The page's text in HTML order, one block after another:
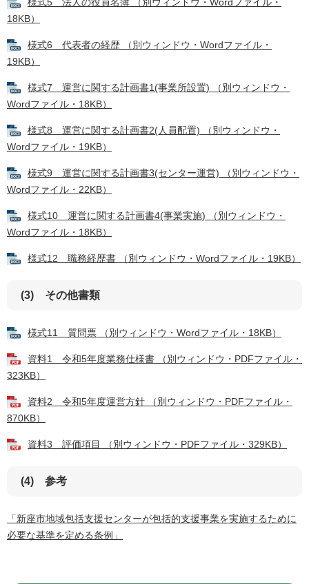
18KB）
様式6 代表者の経歴 （別ウィンドウ・Wordファイル・
19KB）
様式7 運営に関する計画書1(事業所設置) （別ウィンドウ・
Wordファイル・18KB）
様式8 運営に関する計画書2(人員配置) （別ウィンドウ・
Wordファイル・19KB）
様式9 運営に関する計画書3(センター運営) （別ウィンドウ・
Wordファイル・22KB）
様式10 運営に関する計画書4(事業実施) （別ウィンドウ・
Wordファイル・18KB）
様式12 職務経歴書 （別ウィンドウ・Wordファイル・19KB）
(3) その他書類
様式11 質問票 （別ウィンドウ・Wordファイル・18KB）
資料1 令和5年度業務仕様書 （別ウィンドウ・PDFファイル・
323KB）
資料2 令和5年度運営方針 （別ウィンドウ・PDFファイル・
870KB）
資料3 評価項目 （別ウィンドウ・PDFファイル・329KB）
(4) 参考
「新座市地域包括支援センターが包括的支援事業を実施するために
必要な基準を定める条例」